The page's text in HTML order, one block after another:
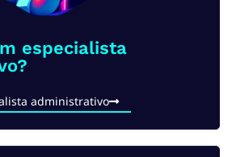
especialista
administrativo